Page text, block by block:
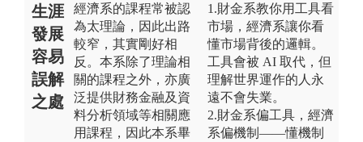
生涯
發展
容易
誤解
之處
經濟系的課程常被認
為太理論，因此出路
較窄，其實剛好相
反。本系除了理論相
關的課程之外，亦廣
泛提供財務金融及資
料分析領域等相關應
用課程，因此本系畢
1.財金系教你用工具看
市場，經濟系讓你看
懂市場背後的邏輯。
工具會被 AI 取代，但
理解世界運作的人永
遠不會失業。
2.財金系偏工具，經濟
系偏機制——懂機制